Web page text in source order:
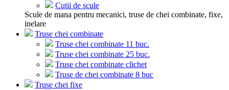
Cutii de scule
Scule de mana pentru mecanici, truse de chei combinate, fixe,
inelare
Truse chei combinate
Truse chei combinate 11 buc.
Truse chei combinate 25 buc.
Truse chei combinate clichet
Truse de chei combinate 8 buc
Truse chei fixe